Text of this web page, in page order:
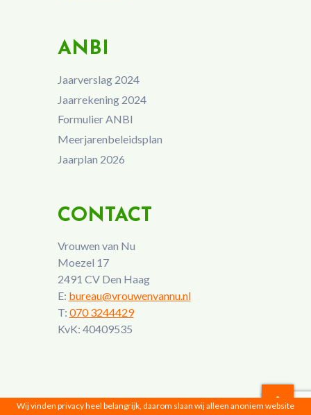
ANBI
Jaarverslag 2024
Jaarrekening 2024
Formulier ANBI
Meerjarenbeleidsplan
Jaarplan 2026
CONTACT
Vrouwen van Nu
Moezel 17
2491 CV Den Haag
E: bureau@vrouwenvannu.nl
T: 070 3244429
KvK: 40409535
Wij vinden privacy heel belangrijk, daarom slaan wij alleen anoniem website